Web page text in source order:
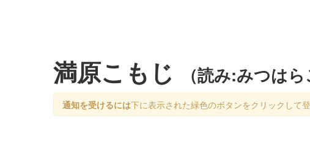
満原こもじ （読み:みつはら
通知を受けるには下に表示された緑色のボタンをクリックして登